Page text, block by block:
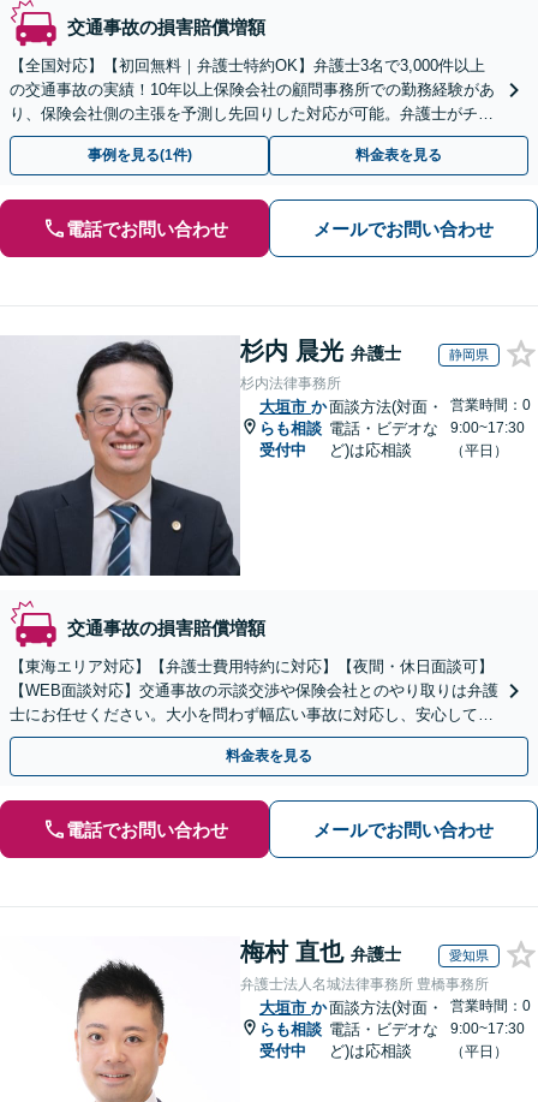
交通事故の損害賠償増額
【全国対応】【初回無料｜弁護士特約OK】弁護士3名で3,000件以上
の交通事故の実績！10年以上保険会社の顧問事務所での勤務経験があ
り、保険会社側の主張を予測し先回りした対応が可能。弁護士がチー
ムとなり示談交渉、休業損害、後遺障害等に対応。
事例を見る(1件) 料金表を見る
電話でお問い合わせ メールでお問い合わせ
杉内 晨光 弁護士 静岡県
杉内法律事務所
大垣市 か
らも相談
受付中
面談方法(対面・
電話・ビデオな
ど)は応相談
営業時間：0
9:00~17:30
（平日）
交通事故の損害賠償増額
【東海エリア対応】【弁護士費用特約に対応】【夜間・休日面談可】
【WEB面談対応】交通事故の示談交渉や保険会社とのやり取りは弁護
士にお任せください。大小を問わず幅広い事故に対応し、安心して治
療に専念できるようサポートいたします。
料金表を見る
電話でお問い合わせ メールでお問い合わせ
梅村 直也 弁護士 愛知県
弁護士法人名城法律事務所 豊橋事務所
大垣市 か
らも相談
受付中
面談方法(対面・
電話・ビデオな
ど)は応相談
営業時間：0
9:00~17:30
（平日）